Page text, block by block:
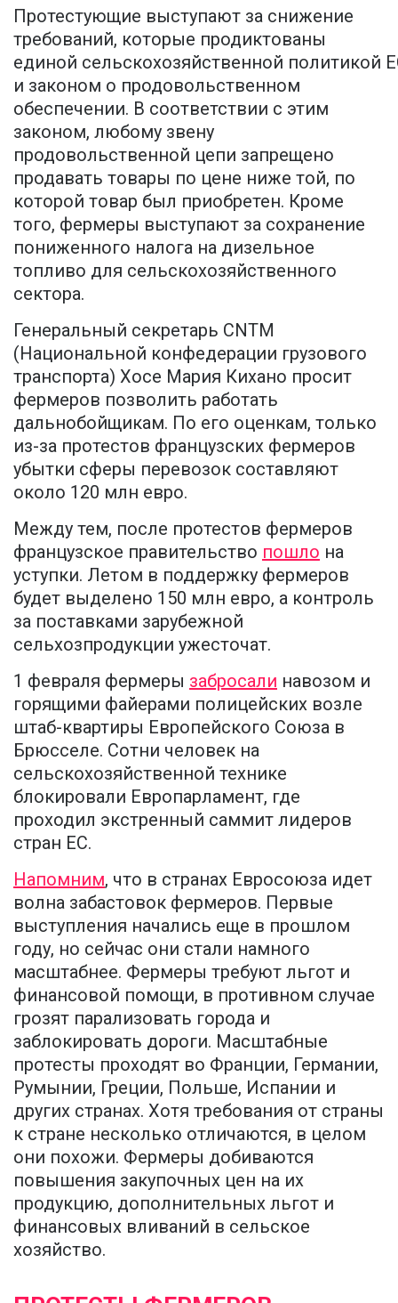
Протестующие выступают за снижение
требований, которые продиктованы
единой сельскохозяйственной политикой
и законом о продовольственном
обеспечении. В соответствии с этим
законом, любому звену
продовольственной цепи запрещено
продавать товары по цене ниже той, по
которой товар был приобретен. Кроме
того, фермеры выступают за сохранение
пониженного налога на дизельное
топливо для сельскохозяйственного
сектора.
Генеральный секретарь CNTM
(Национальной конфедерации грузового
транспорта) Хосе Мария Кихано просит
фермеров позволить работать
дальнобойщикам. По его оценкам, только
из-за протестов французских фермеров
убытки сферы перевозок составляют
около 120 млн евро.
Между тем, после протестов фермеров
французское правительство пошло на
уступки. Летом в поддержку фермеров
будет выделено 150 млн евро, а контроль
за поставками зарубежной
сельхозпродукции ужесточат.
1 февраля фермеры забросали навозом и
горящими файерами полицейских возле
штаб-квартиры Европейского Союза в
Брюсселе. Сотни человек на
сельскохозяйственной технике
блокировали Европарламент, где
проходил экстренный саммит лидеров
стран ЕС.
Напомним, что в странах Евросоюза идет
волна забастовок фермеров. Первые
выступления начались еще в прошлом
году, но сейчас они стали намного
масштабнее. Фермеры требуют льгот и
финансовой помощи, в противном случае
грозят парализовать города и
заблокировать дороги. Масштабные
протесты проходят во Франции, Германии,
Румынии, Греции, Польше, Испании и
других странах. Хотя требования от страны
к стране несколько отличаются, в целом
они похожи. Фермеры добиваются
повышения закупочных цен на их
продукцию, дополнительных льгот и
финансовых вливаний в сельское
хозяйство.